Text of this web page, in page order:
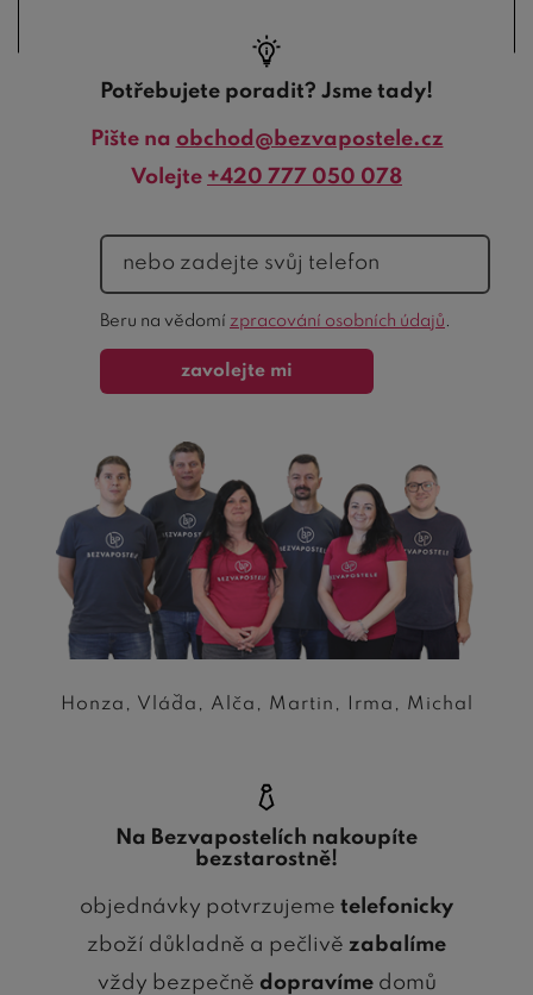
Honza, Vláďa, Alča, Martin, Irma, Michal
Potřebujete poradit? Jsme tady!
Pište na obchod@bezvapostele.cz
Volejte +420 777 050 078
telefon
formuláře
Beru na vědomí zpracování osobních údajů
zavolejte mi
Na Bezvapostelích nakoupíte
bezstarostně!
objednávky potvrzujeme telefonicky
zboží důkladně a pečlivě zabalíme
vždy bezpečně dopravímedomů